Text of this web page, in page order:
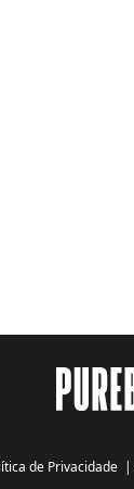
de Privacidade |